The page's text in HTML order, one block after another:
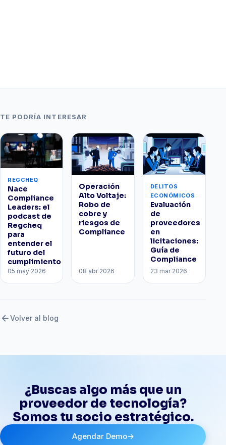
TE PODRÍA INTERESAR
REGCHEQ
Nace
Compliance
Leaders: el
podcast de
Regcheq
para
entender el
futuro del
cumplimiento
05 may 2026
Operación
Alto Voltaje:
Robo de
cobre y
riesgos de
Compliance
08 abr 2026
DELITOS
ECONÓMICOS
Evaluación
de
proveedores
en
licitaciones:
Guía de
Compliance
23 mar 2026
arrow_backVolver al blog
¿Buscas algo más que un
proveedor de tecnología?
Somos tu socio estratégico.
Agendar Demo→